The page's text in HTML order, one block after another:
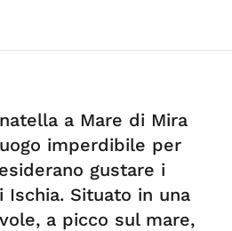
a Mare di Mira
imperdibile per
gustare i
Situato in una
a picco sul mare,